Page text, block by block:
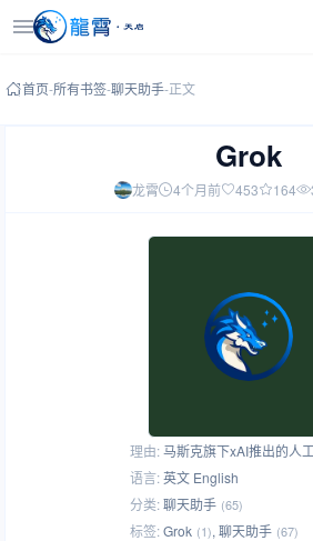
首页-所有书签-聊天助手-正文
Grok
龙霄 4个月前 453 164
理由:马斯克旗下xAI推出的人
语言:英文 English
分类:聊天助手 (65)
标签:Grok (1), 聊天助手 (67)